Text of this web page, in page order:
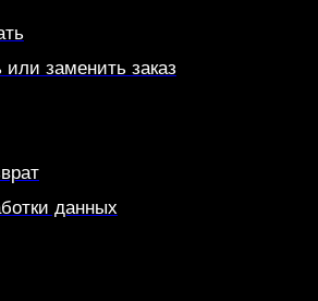
заменить заказ
данных